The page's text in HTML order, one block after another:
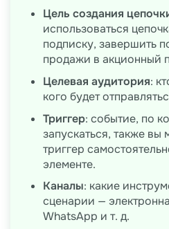
Цель создания
использоваться
подписку, завершить
продажи в акционный
Целевая аудитория:
кого будет
Триггер: событие, по
запускаться, также вы
триггер
элементе.
Каналы: какие
сценарии —
WhatsApp и т. д.